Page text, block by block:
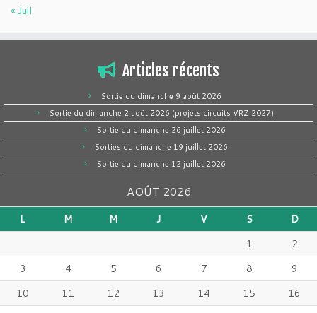
« Juil
Articles récents
Sortie du dimanche 9 août 2026
Sortie du dimanche 2 août 2026 (projets circuits VRZ 2027)
Sortie du dimanche 26 juillet 2026
Sorties du dimanche 19 juillet 2026
Sortie du dimanche 12 juillet 2026
AOÛT 2026
L M M J V S
D
1
2
3
4 5 6 7 8
9
10
11 12 13 14 15
16